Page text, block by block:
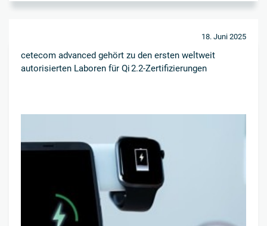
18. Juni 2025
cetecom advanced gehört zu den ersten weltweit
autorisierten Laboren für Qi 2.2-Zertifizierungen